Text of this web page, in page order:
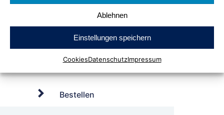
Ablehnen
Einstellungen speichern
CookiesDatenschutzImpressum
Bestellen